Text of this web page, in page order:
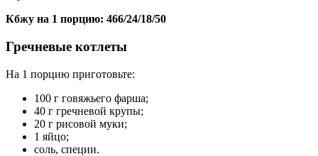
Кбжу на 1 порцию: 466/24/18/50
Гречневые котлеты
На 1 порцию приготовьте:
100 г говяжьего фарша;
40 г гречневой крупы;
20 г рисовой муки;
1 яйцо;
соль, специи.